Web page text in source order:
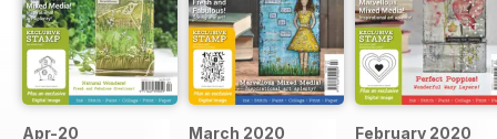
Apr-20 March 2020 February 2020